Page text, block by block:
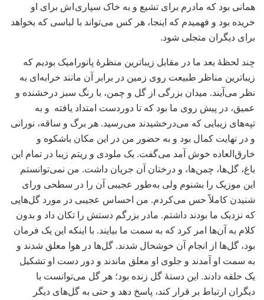
همانی بود که مادرم برای تشیع و به خاک سپاری اش برای او
خریده بود و فهمیدم که اینجا، هر کس می‌تواند با لباسی که بخواهد
برای دیگران متجلی شود.
چند لحظۀ بعد ما در مقابل زیبا‌ترین منظرۀ پانورامیک بودیم که
زیبا‌ترین مناظر طبیعت روی زمین در برابر آن مانند خرابه‌ای به
نظر می‌آیند. میدان بزرگی از گل و چمن، با رنگ سبز درخشنده و
عمیق، در پیش روی ما بود که تا دوردست امتداد یافته و به
تپه‌های زیبایی که می‌درخشیدند می‌رسید. هر برگ و ساقه، نورانی
و در نهایت کمال بود و به حضور من در این مکان باشکوه و
خارق‌العاده خوش آمد می‌گفت. یک ملودی و ریتم زیبا در تمام این
باغ، گل‌ها، چمن‌ها، و درختان آن جریان داشت. من نمی‌توانستم
این موزیک را بشنوم ولی به‌طور عجیبی آن را در سطحی ورای
شنیدن کاملاً حس می‌کردم. من احساس عجیبی در مورد گل‌هایی
که نزدیک ما بودند داشتم. مادر بزرگم دستش را تکان داد و بدون
کلام به آن‌ها امر کرد که به سمت ما بیایند. با اینکه این یک فرمان
بود، گل‌ها از انجام آن خوشحال شدند. گل‌ها در هوا معلق شدند و
به سمت او آمدند و جلوی او معلق ماندند و دور دست او تشکیل
یک حلقه دادند. این دستۀ گل زنده بود؛ هر گل می‌توانست با
دیگران ارتباط بر قرار کند، پاسخ دهد و حتی به گل‌های دیگر